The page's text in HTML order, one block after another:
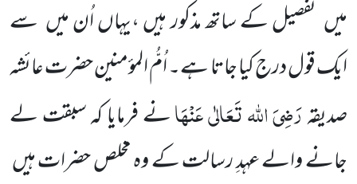
میں تفصیل کے ساتھ مذکور ہیں ،یہاں اُن میں سے
ایک قول درج کیا جاتا ہے۔ اُمُّ المؤمنین حضرت عائشہ
صدیقہرَضِیَ اللہ تَعَالٰی عَنْہَانے فرمایا کہ سبقت لے
جانے والے عہدِ رسالت کے وہ مخلص حضرات ہیں